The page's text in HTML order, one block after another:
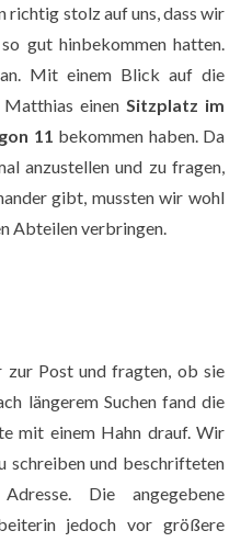
stolz auf uns, dass wir
gut hinbekommen hatten.
Mit einem Blick auf die
einen Sitzplatz im
11 bekommen haben. Da
anzustellen und zu fragen,
gibt, mussten wir wohl
Abteilen verbringen.
Post und fragten, ob sie
längerem Suchen fand die
mit einem Hahn drauf. Wir
schreiben und beschrifteten
Die angegebene
jedoch vor größere